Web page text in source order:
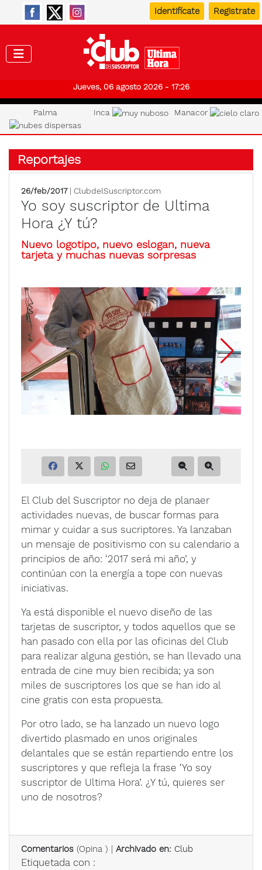
Identifícate Registrate
Jueves, 06 agosto 2026 - 17:26
Palma Inca Manacor
Reportajes
26/feb/2017| ClubdelSuscriptor.com
Yo soy suscriptor de Ultima
Hora ¿Y tú?
Nuevo logotipo, nuevo eslogan, nueva
tarjeta y muchas nuevas sorpresas
El Club del Suscriptor no deja de planaer
actividades nuevas, de buscar formas para
mimar y cuidar a sus sucriptores. Ya lanzaban
un mensaje de positivismo con su calendario a
principios de año: ‘2017 será mi año’, y
continúan con la energía a tope con nuevas
iniciativas.
Ya está disponible el nuevo diseño de las
tarjetas de suscriptor, y todos aquellos que se
han pasado con ella por las oficinas del Club
para realizar alguna gestión, se han llevado una
entrada de cine muy bien recibida; ya son
miles de suscriptores los que se han ido al
cine gratis con esta propuesta.
Por otro lado, se ha lanzado un nuevo logo
divertido plasmado en unos originales
delantales que se están repartiendo entre los
suscriptores y que refleja la frase ‘Yo soy
suscriptor de Ultima Hora’. ¿Y tú, quieres ser
uno de nosotros?
Comentarios (Opina ) | Archivado en: Club
Etiquetada con :